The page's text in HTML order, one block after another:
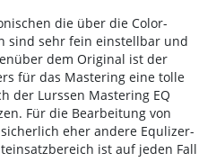
die über die Color-
sind sehr fein einstellbar und
dem Original ist der
für das Mastering eine tolle
der Lurssen Mastering EQ
Für die Bearbeitung von
eher andere Equlizer-
ist auf jeden Fall